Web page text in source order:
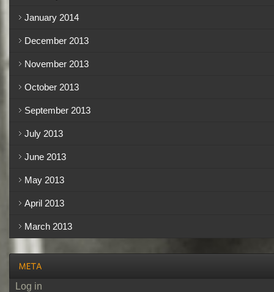
January 2014
December 2013
November 2013
October 2013
September 2013
July 2013
June 2013
May 2013
April 2013
March 2013
Log in